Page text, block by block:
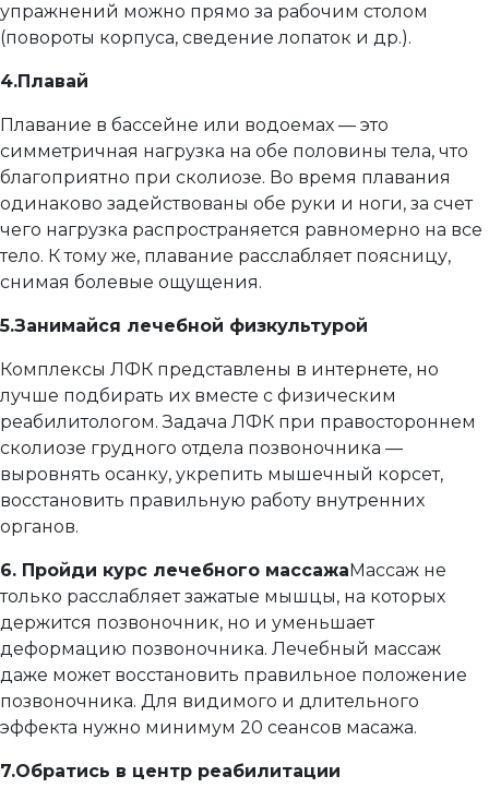
упражнений можно прямо за рабочим столом
(повороты корпуса, сведение лопаток и др.).
4.Плавай
Плавание в бассейне или водоемах — это
симметричная нагрузка на обе половины тела, что
благоприятно при сколиозе. Во время плавания
одинаково задействованы обе руки и ноги, за счет
чего нагрузка распространяется равномерно на все
тело. К тому же, плавание расслабляет поясницу,
снимая болевые ощущения.
5.Занимайся лечебной физкультурой
Комплексы ЛФК представлены в интернете, но
лучше подбирать их вместе с физическим
реабилитологом. Задача ЛФК при правостороннем
сколиозе грудного отдела позвоночника —
выровнять осанку, укрепить мышечный корсет,
восстановить правильную работу внутренних
органов.
6. Пройди курс лечебного массажаМассаж не
только расслабляет зажатые мышцы, на которых
держится позвоночник, но и уменьшает
деформацию позвоночника. Лечебный массаж
даже может восстановить правильное положение
позвоночника. Для видимого и длительного
эффекта нужно минимум 20 сеансов масажа.
7.Обратись в центр реабилитации